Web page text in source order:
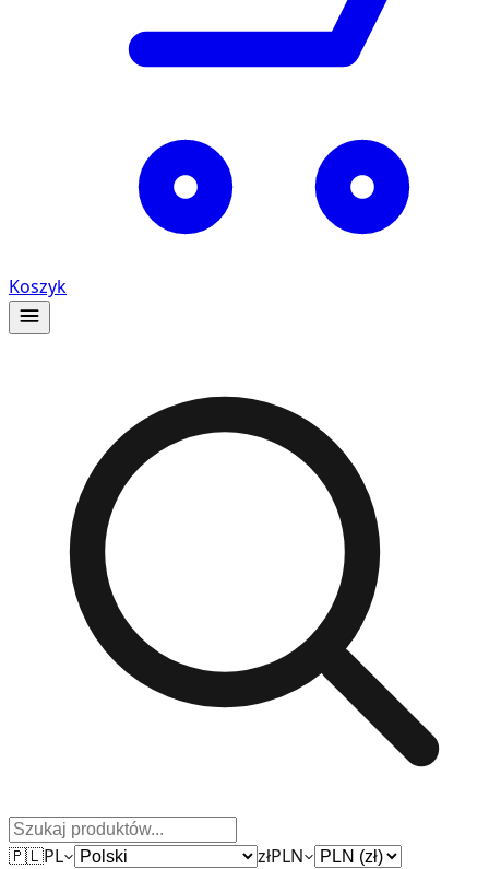
Koszyk
🇵🇱PL złPLN